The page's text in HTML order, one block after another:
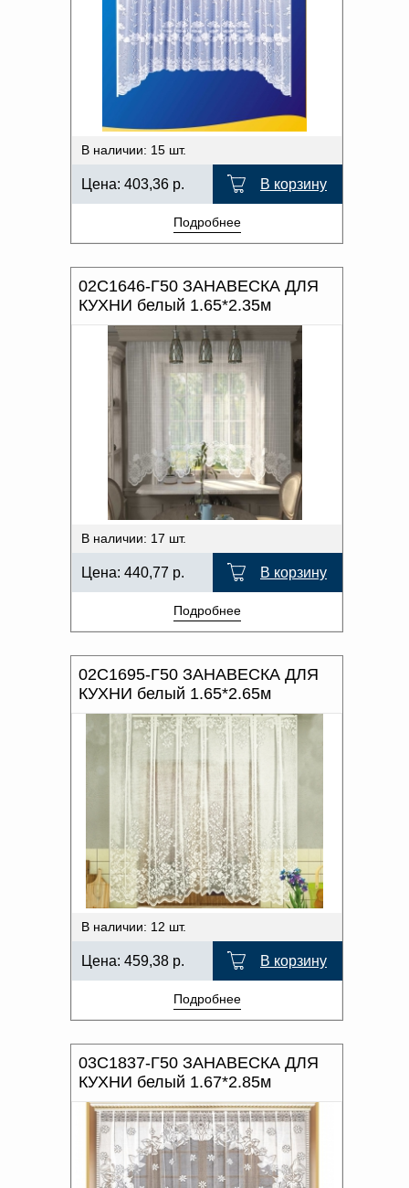
Доверенность на
получение груза
Документы по работе с
персональными данными
Письмо руководителю
Вопросы и ответы
ОТТЕНОК ЦВЕТА
В наличии: 15 шт.
Цена: 403,36 р. В корзину
Подробнее
02С1646-Г50 ЗАНАВЕСКА ДЛЯ
КУХНИ белый 1.65*2.35м
В наличии: 17 шт.
Цена: 440,77 р. В корзину
Подробнее
02С1695-Г50 ЗАНАВЕСКА ДЛЯ
КУХНИ белый 1.65*2.65м
В наличии: 12 шт.
Цена: 459,38 р. В корзину
Подробнее
03С1837-Г50 ЗАНАВЕСКА ДЛЯ
КУХНИ белый 1.67*2.85м
корзину